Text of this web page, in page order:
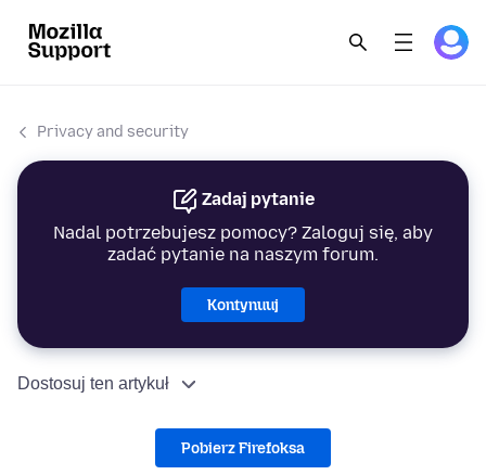
Privacy and security
Zadaj pytanie
Nadal potrzebujesz pomocy? Zaloguj się, aby
zadać pytanie na naszym forum.
Kontynuuj
Dostosuj ten artykuł
Pobierz Firefoksa